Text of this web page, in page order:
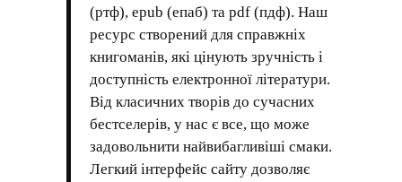
(ртф), epub (епаб) та pdf (пдф). Наш
ресурс створений для справжніх
книгоманів, які цінують зручність і
доступність електронної літератури.
Від класичних творів до сучасних
бестселерів, у нас є все, що може
задовольнити найвибагливіші смаки.
Легкий інтерфейс сайту дозволяє